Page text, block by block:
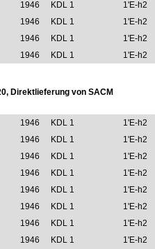
1946 KDL 1 1'E-h2
1946 KDL 1 1'E-h2
1946 KDL 1 1'E-h2
1946 KDL 1 1'E-h2
Direktlieferung von SACM
1946 KDL 1 1'E-h2
1946 KDL 1 1'E-h2
1946 KDL 1 1'E-h2
1946 KDL 1 1'E-h2
1946 KDL 1 1'E-h2
1946 KDL 1 1'E-h2
1946 KDL 1 1'E-h2
1946 KDL 1 1'E-h2